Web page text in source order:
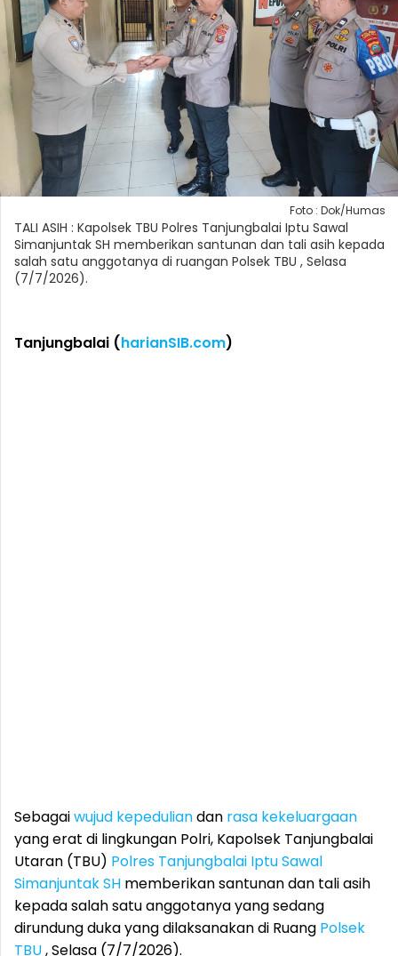
Foto : Dok/Humas
TALI ASIH : Kapolsek TBU Polres Tanjungbalai Iptu Sawal
Simanjuntak SH memberikan santunan dan tali asih kepada
salah satu anggotanya di ruangan Polsek TBU , Selasa
(7/7/2026).
Tanjungbalai (harianSIB.com)
Sebagaiwujud kepeduliandan rasa kekeluargaan
yang erat di lingkungan Polri, Kapolsek Tanjungbalai
Utaran (TBU) Polres Tanjungbalai Iptu Sawal
Simanjuntak SH memberikan santunan dan tali asih
kepada salah satu anggotanya yang sedang
dirundung duka yang dilaksanakan di Ruang Polsek
TBU, Selasa (7/7/2026).